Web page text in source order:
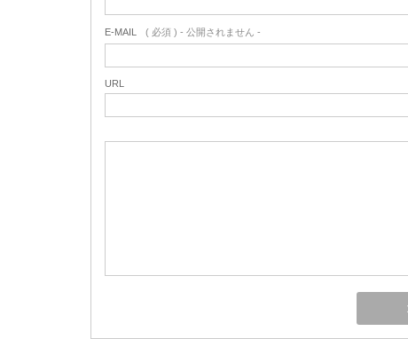
E-MAIL ( 必須 ) - 公開されません -
URL